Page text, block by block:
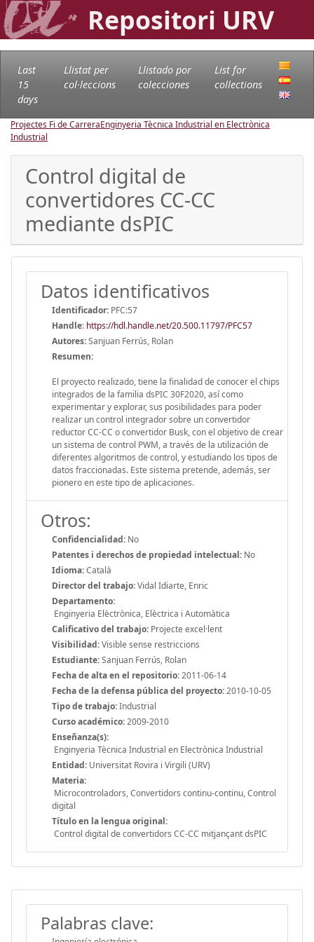
Repositori URV
Last
15
days
Llistat per
col·leccions
Llistado por
colecciones
List for
collections
Projectes Fi de CarreraEnginyeria Tècnica Industrial en Electrònica
Industrial
Control digital de
convertidores CC-CC
mediante dsPIC
Datos identificativos
Identificador: PFC:57
Handle: https://hdl.handle.net/20.500.11797/PFC57
Autores:Sanjuan Ferrús, Rolan
Resumen:
El proyecto realizado, tiene la finalidad de conocer el chips
integrados de la familia dsPIC 30F2020, así como
experimentar y explorar, sus posibilidades para poder
realizar un control integrador sobre un convertidor
reductor CC-CC o convertidor Busk, con el objetivo de crear
un sistema de control PWM, a través de la utilización de
diferentes algoritmos de control, y estudiando los tipos de
datos fraccionadas. Este sistema pretende, además, ser
pionero en este tipo de aplicaciones.
Otros:
Confidencialidad: No
Patentes i derechos de propiedad intelectual: No
Idioma:Català
Director del trabajo:Vidal Idiarte, Enric
Departamento:
Enginyeria Elèctrònica, Elèctrica i Automàtica
Calificativo del trabajo: Projecte excel·lent
Visibilidad:Visible sense restriccions
Estudiante:Sanjuan Ferrús, Rolan
Fecha de alta en el repositorio:2011-06-14
Fecha de la defensa pública del proyecto:2010-10-05
Tipo de trabajo:Industrial
Curso académico:2009-2010
Enseñanza(s):
Enginyeria Tècnica Industrial en Electrònica Industrial
Entidad: Universitat Rovira i Virgili (URV)
Materia:
Microcontroladors, Convertidors continu-continu, Control
digital
Título en la lengua original:
Control digital de convertidors CC-CC mitjançant dsPIC
Palabras clave: